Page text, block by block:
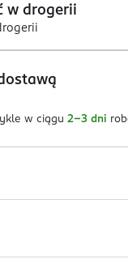
w drogerii
w ciągu 2-3 dni